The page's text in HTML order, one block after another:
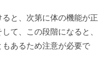
と、次第に体の機能が正
て、この段階になると、
あるため注意が必要で